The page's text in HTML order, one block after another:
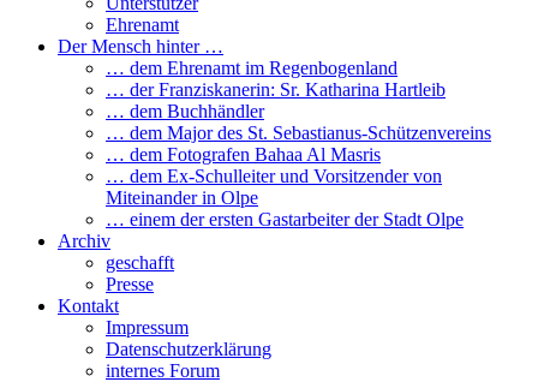
Ehrenamt
Der Mensch hinter …
… dem Ehrenamt im Regenbogenland
… der Franziskanerin: Sr. Katharina Hartleib
… dem Buchhändler
… dem Major des St. Sebastianus-Schützenvereins
… dem Fotografen Bahaa Al Masris
… dem Ex-Schulleiter und Vorsitzender von
Miteinander in Olpe
… einem der ersten Gastarbeiter der Stadt Olpe
Archiv
geschafft
Presse
Kontakt
Impressum
Datenschutzerklärung
internes Forum